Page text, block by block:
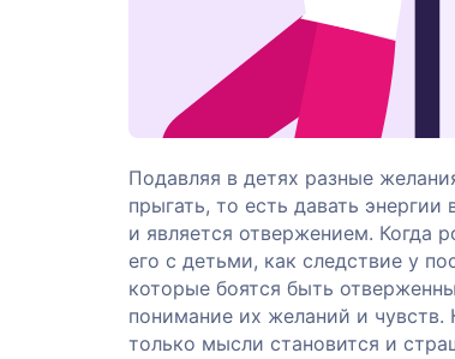
Подавляя в детях разные
прыгать, то есть давать
и является отвержением. Когда
его с детьми, как следствие у
которые боятся быть
понимание их желаний и
только мысли становится и